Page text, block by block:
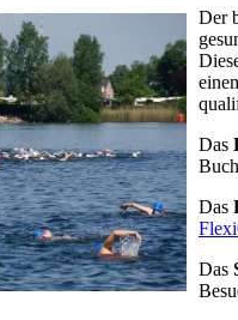
Der
Das
Das
Das